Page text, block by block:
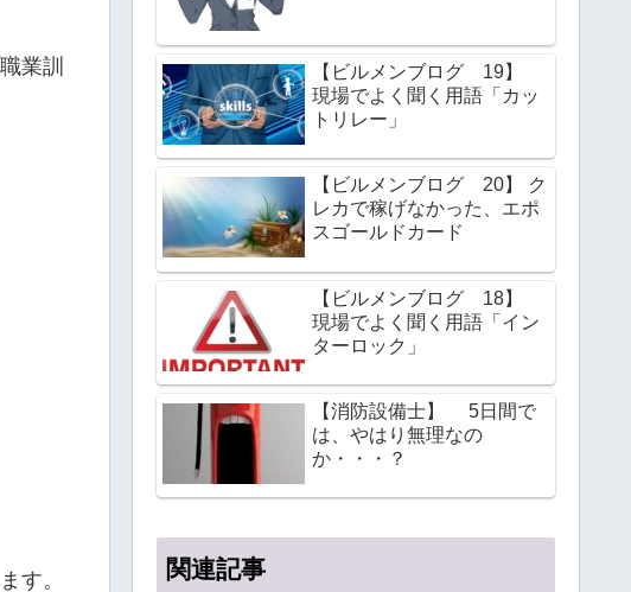
業訓
す。
【ビルメンブログ 19】
現場でよく聞く用語「カッ
トリレー」
【ビルメンブログ 20】 ク
レカで稼げなかった、エポ
スゴールドカード
【ビルメンブログ 18】
現場でよく聞く用語「イン
ターロック」
【消防設備士】 5日間で
は、やはり無理なの
か・・・？
関連記事